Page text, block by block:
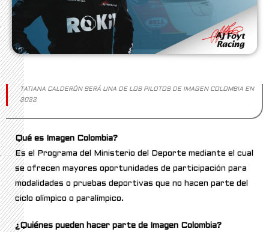
TATIANA CALDERÓN SERÁ UNA DE LOS PILOTOS DE IMAGEN COLOMBIA EN
2022
Qué es Imagen Colombia?
Es el Programa del Ministerio del Deporte mediante el cual
se ofrecen mayores oportunidades de participación para
modalidades o pruebas deportivas que no hacen parte del
ciclo olímpico o paralímpico.
¿Quiénes pueden hacer parte de Imagen Colombia?